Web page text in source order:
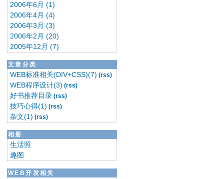
2006年6月 (1)
2006年4月 (4)
2006年3月 (3)
2006年2月 (20)
2005年12月 (7)
文章分类
WEB标准相关(DIV+CSS)(7) (rss)
WEB程序设计(3) (rss)
好书推荐目录 (rss)
技巧心得(1) (rss)
杂文(1) (rss)
相册
生活照
趣图
WEB开发相关